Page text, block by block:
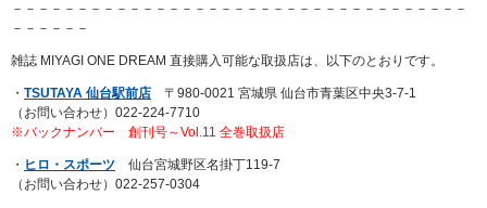
－－－－－－－－－－－－－－－－－－－－－－－－－－－－－－－－－－－
－－－－－－
雑誌 MIYAGI ONE DREAM 直接購入可能な取扱店は、以下のとおりです。
・ TSUTAYA 仙台駅前店 〒980-0021 宮城県 仙台市青葉区中央3-7-1
（お問い合わせ）022-224-7710
※バックナンバー 創刊号～Vol.11 全巻取扱店
・ ヒロ・スポーツ 仙台宮城野区名掛丁119-7
（お問い合わせ）022-257-0304